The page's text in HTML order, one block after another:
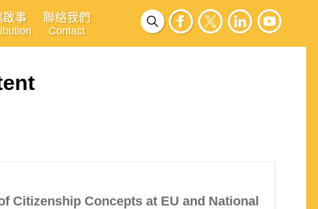
啟事 聯絡我們
Contact
Citizenship Concepts at EU and National